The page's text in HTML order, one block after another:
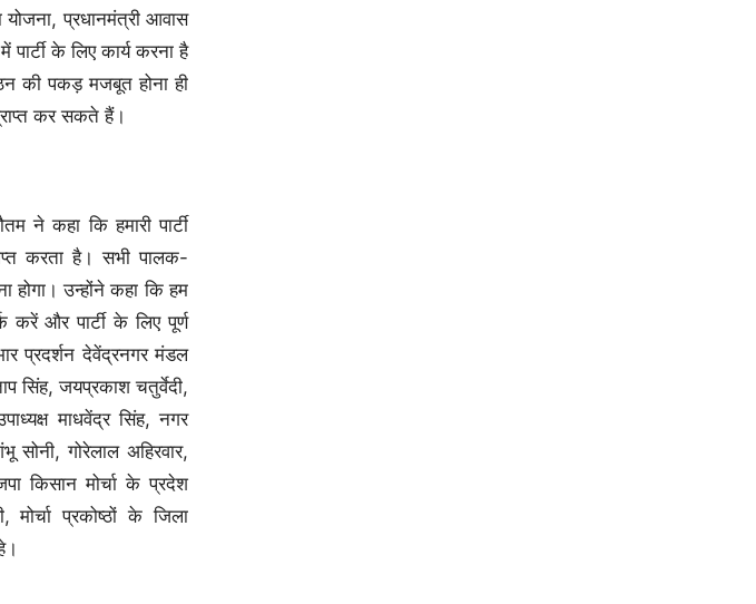
योजना, प्रधानमंत्री आवास
के लिए कार्य करना है
की पकड़ मजबूत होना ही
कर सकते हैं।
ने कहा कि हमारी पार्टी
करता है। सभी पालक-
उन्होंने कहा कि हम
और पार्टी के लिए पूर्ण
प्रदर्शन देवेंद्रनगर मंडल
सिंह, जयप्रकाश चतुर्वेदी,
माधवेंद्र सिंह, नगर
सोनी, गोरेलाल अहिरवार,
किसान मोर्चा के प्रदेश
मोर्चा प्रकोष्ठों के जिला